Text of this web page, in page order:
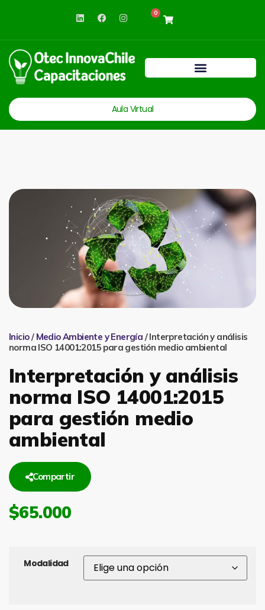
0
Aula Virtual
Inicio/ Medio Ambiente y Energía / Interpretación y análisis
norma ISO 14001:2015 para gestión medio ambiental
Interpretación y análisis
norma ISO 14001:2015
para gestión medio
ambiental
Compartir
$65.000
Modalidad